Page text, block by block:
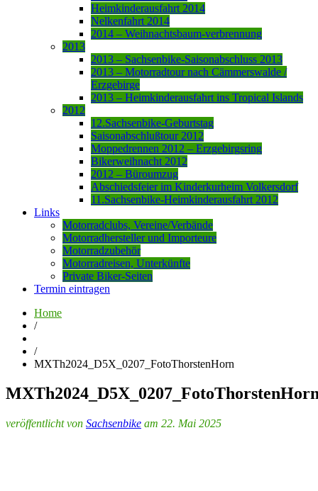
Heimkinderausfahrt 2014
Nelkenfahrt 2014
2014 – Weihnachtsbaum-verbrennung
2013
2013 – Sachsenbike-Saisonabschluss 2013
2013 – Motorradtour nach Cämmerswalde /
Erzgebirge
2013 – Heimkinderausfahrt ins Tropical Islands
2012
12.Sachsenbike-Geburtstag
Saisonabschlußtour 2012
Moppedrennen 2012 – Erzgebirgsring
Bikerweihnacht 2012
2012 – Büroumzug
Abschiedsfeier im Kinderkurheim Volkersdorf
11.Sachsenbike-Heimkinderausfahrt 2012
Links
Motorradclubs, Vereine/Verbände
Motorradhersteller und Importeure
Motorradzubehör
Motorradreisen, Unterkünfte
Private Biker-Seiten
Termin eintragen
Home
/
/
MXTh2024_D5X_0207_FotoThorstenHorn
veröffentlicht von Sachsenbike am 22. Mai 2025